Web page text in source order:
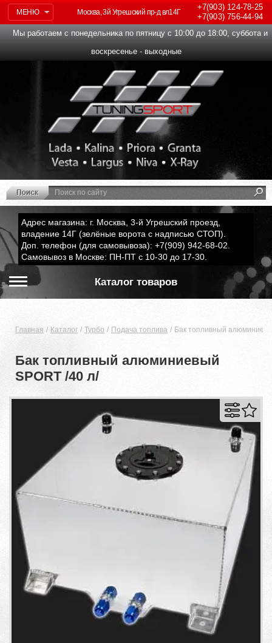
МЕНЮ
+7(903)124-78-25
+7(903)756-44-94
Москва, 3й Угрешский пр-д вл14Г
Мы работаем с понедельника по пятницу с 10:00 до 18:00, суббота и
воскресенье - выходные
Адрес магазина: г. Москва, 3-й Угрешский проезд,
владение 14Г (зелёные ворота с надписью СТОП).
Доп. телефон (для самовывоза): +7(909) 942-68-02.
Самовывоз в Москве: ПН-ПТ с 10-30 до 17-30.
Каталог товаров
Главная Каталог Турбо Подача топлива Бак топливный
Бак топливный алюминиевый
SPORT /40 л/